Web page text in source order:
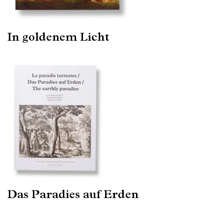
In goldenem Licht
Das Paradies auf Erden